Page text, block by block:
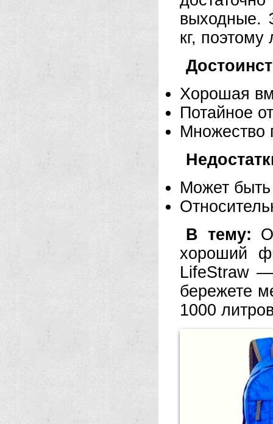
выходные.
кг,
Хорошая
Потайное
Множество
Может
В тему:
хороший
LifeStraw
бережете
1000